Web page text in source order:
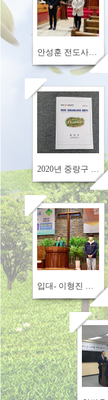
964
685